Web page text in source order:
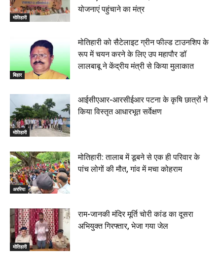
मोतिहारी
योजनाएं पहुंचाने का मंत्र
बिहार
मोतिहारी को सैटेलाइट ग्रीन फील्ड टाउनशिप के
रूप में चयन करने के लिए उप महापौर डॉ
लालबाबू ने केंद्रीय मंत्री से किया मुलाकात
मोतिहारी
आईसीएआर-आरसीईआर पटना के कृषि छात्रों ने
किया विस्तृत आधारभूत सर्वेक्षण
अररिया
मोतिहारी: तालाब में डूबने से एक ही परिवार के
पांच लोगों की मौत, गांव में मचा कोहराम
मोतिहारी
राम-जानकी मंदिर मूर्ति चोरी कांड का दूसरा
अभियुक्त गिरफ्तार, भेजा गया जेल